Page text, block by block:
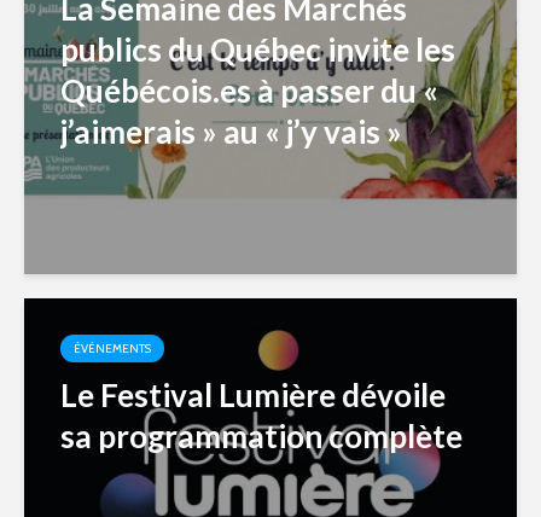
La Semaine des Marchés
publics du Québec invite les
Québécois.es à passer du «
j’aimerais » au « j’y vais »
ÉVÉNEMENTS
Le Festival Lumière dévoile
sa programmation complète